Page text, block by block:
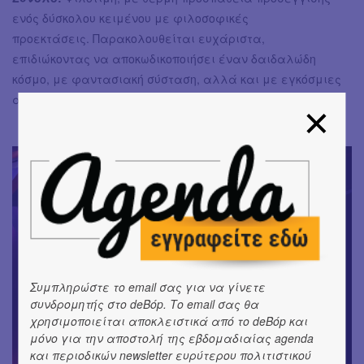
ενός δύσκολου κειμένου με φιλοσοφικές
προεκτάσεις. Παρακολουθείται ευχάριστα,
επιδιώκοντας να αποκωδικοποιήσει έναν δαιδαλώδη
κόσμο, με φαντασιακή σύσταση, αλλά και με εγκόσμιες
αλήθειες.
Συμπληρώστε το email σας για να γίνετε
συνδρομητής στο deBόp. Το email σας θα
χρησιμοποιείται αποκλειστικά από το deBόp και
μόνο για την αποστολή της εβδομαδιαίας agenda
και περιοδικών newsletter ευρύτερου πολιτιστικού